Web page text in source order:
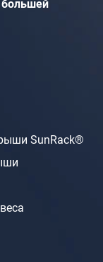
большей
SunRack®